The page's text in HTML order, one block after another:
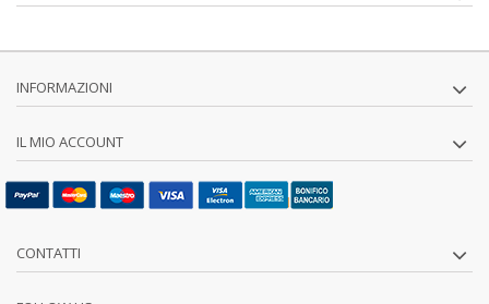
INFORMAZIONI
IL MIO ACCOUNT
CONTATTI